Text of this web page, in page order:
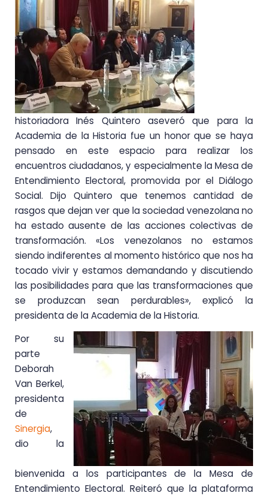
historiadora Inés Quintero aseveró que para la
Academia de la Historia fue un honor que se haya
pensado en este espacio para realizar los
encuentros ciudadanos, y especialmente la Mesa de
Entendimiento Electoral, promovida por el Diálogo
Social. Dijo Quintero que tenemos cantidad de
rasgos que dejan ver que la sociedad venezolana no
ha estado ausente de las acciones colectivas de
transformación. «Los venezolanos no estamos
siendo indiferentes al momento histórico que nos ha
tocado vivir y estamos demandando y discutiendo
las posibilidades para que las transformaciones que
se produzcan sean perdurables», explicó la
presidenta de la Academia de la Historia.
Por su
parte
Deborah
Van Berkel,
presidenta
de
Sinergia,
dio la
bienvenida a los participantes de la Mesa de
Entendimiento Electoral. Reiteró que la plataforma